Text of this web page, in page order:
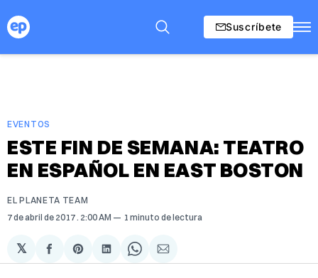
Suscríbete
EVENTOS
ESTE FIN DE SEMANA: TEATRO
EN ESPAÑOL EN EAST BOSTON
EL PLANETA TEAM
7 de abril de 2017 . 2:00 AM 1 minuto de lectura
𝕏
Compartir
en
Share
on
Compartir
en
Share
on
Compartir
via